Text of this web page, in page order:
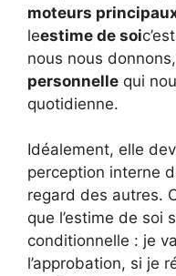
moteurs
leestime de soi
nous nous
personnelle qui
quotidienne.
Idéalement, elle
perception interne
regard des autres.
que l’estime de soi
conditionnelle : je
l’approbation, si je